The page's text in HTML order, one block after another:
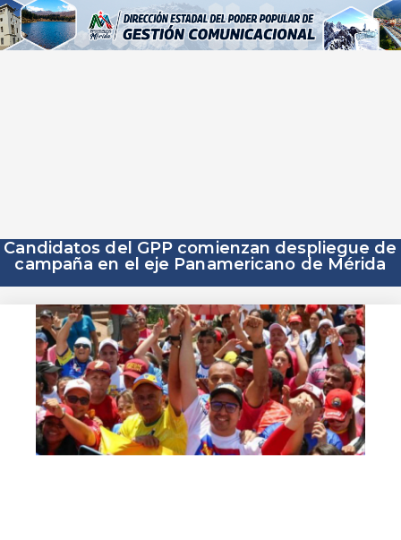
Candidatos del GPP comienzan despliegue de
campaña en el eje Panamericano de Mérida